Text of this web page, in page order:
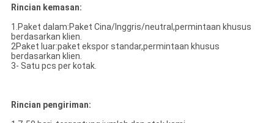
Rincian kemasan:
1.Paket dalam:Paket Cina/Inggris/neutral,permintaan khusus
berdasarkan klien.
2Paket luar:paket ekspor standar,permintaan khusus
berdasarkan klien.
3- Satu pcs per kotak.
Rincian pengiriman: